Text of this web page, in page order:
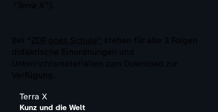
"Terra X").
Bei " ZDF goes Schule"
stehen für alle 3 Folgen
didaktische Einordnungen und
Unterrichtsmaterialien zum Download zur
Verfügung.
Terra X
Kunz und die Welt